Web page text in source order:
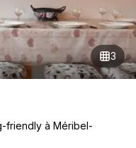
3
friendly à Méribel-